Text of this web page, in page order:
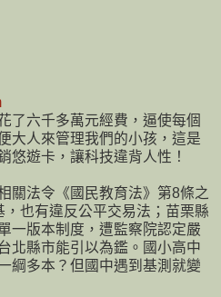
了六千多萬元經費，逼使每個
大人來管理我們的小孩，這是
悠遊卡，讓科技違背人性！
關法令《國民教育法》第8條之
也有違反公平交易法；苗栗縣
一版本制度，遭監察院認定嚴
北縣市能引以為鑑。國小高中
綱多本？但國中遇到基測就變